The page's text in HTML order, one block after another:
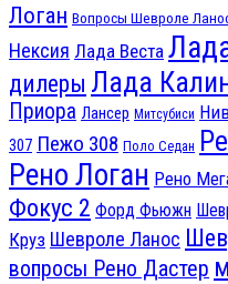
Логан Вопросы Шевроле
Нексия Лада Веста
дилеры Лада
Приора Лансер Митсубиси
307 Пежо 308 Поло Седан
Рено Логан Рено
Фокус 2 Форд Фьюжн
Круз Шевроле Ланос
вопросы Рено Дастер